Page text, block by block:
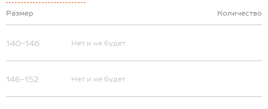
Размер Количество
140-146 Нет и не будет
146-152 Нет и не будет